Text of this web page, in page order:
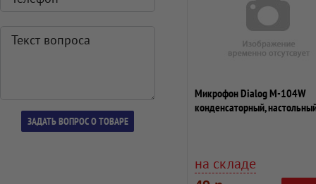
Микрофон Dialog M-104W
конденсаторный,
на складе